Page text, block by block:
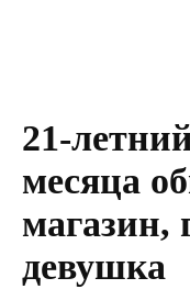
21-
месяца
магазин,
девушка